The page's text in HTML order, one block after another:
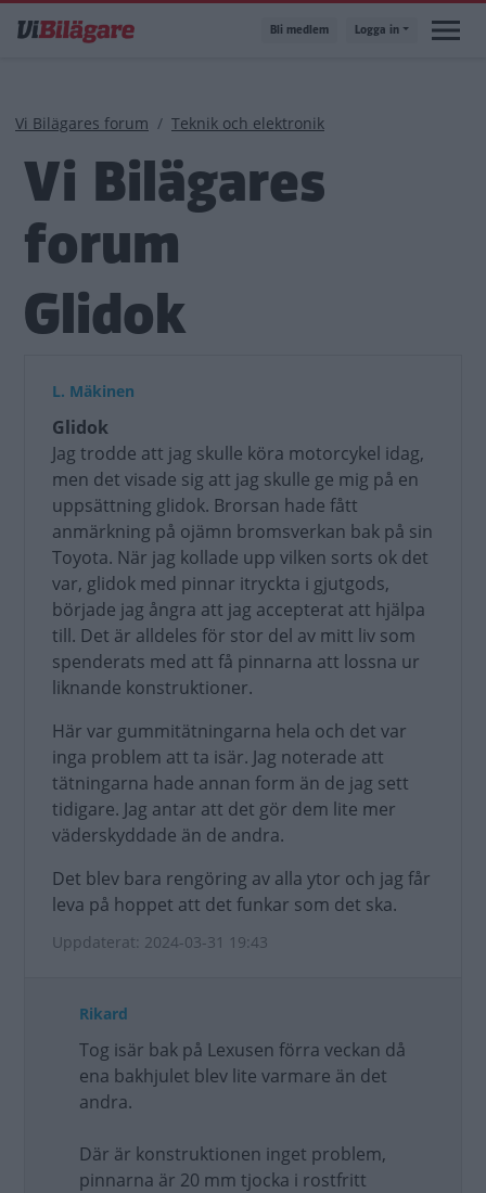
till
Bli medlem Logga in
Länkstig
Vi Bilägares forum Teknik och elektronik
Vi Bilägares
forum
Glidok
L. Mäkinen
Glidok
Jag trodde att jag skulle köra motorcykel idag,
men det visade sig att jag skulle ge mig på en
uppsättning glidok. Brorsan hade fått
anmärkning på ojämn bromsverkan bak på sin
Toyota. När jag kollade upp vilken sorts ok det
var, glidok med pinnar itryckta i gjutgods,
började jag ångra att jag accepterat att hjälpa
till. Det är alldeles för stor del av mitt liv som
spenderats med att få pinnarna att lossna ur
liknande konstruktioner.
Här var gummitätningarna hela och det var
inga problem att ta isär. Jag noterade att
tätningarna hade annan form än de jag sett
tidigare. Jag antar att det gör dem lite mer
väderskyddade än de andra.
Det blev bara rengöring av alla ytor och jag får
leva på hoppet att det funkar som det ska.
Uppdaterat: 2024-03-31 19:43
Rikard
Tog isär bak på Lexusen förra veckan då
ena bakhjulet blev lite varmare än det
andra.
Där är konstruktionen inget problem,
pinnarna är 20 mm tjocka i rostfritt